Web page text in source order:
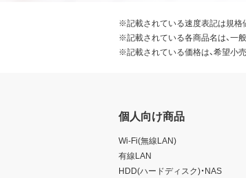
※記載されている速度表記は規格
※記載されている各商品名は、一
※記載されている価格は、希望小
個人向け商品
Wi-Fi(無線LAN)
有線LAN
HDD(ハードディスク)・NAS